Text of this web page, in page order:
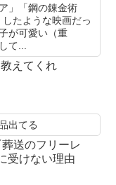
」「鋼の錬金術
たような映画だっ
が可愛い（重
て...
えてくれ
出てる
送のフリーレ
受けない理由